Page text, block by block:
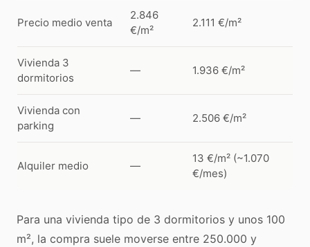
Precio medio venta
2.846
€/m²
2.111 €/m²
Vivienda 3
dormitorios
— 1.936 €/m²
Vivienda con
parking
— 2.506 €/m²
Alquiler medio —
13 €/m² (~1.070
€/mes)
Para una vivienda tipo de 3 dormitorios y unos 100
m², la compra suele moverse entre 250.000 y